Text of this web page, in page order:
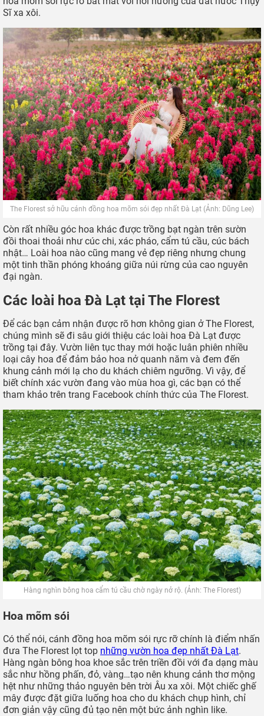
Sĩ xa xôi.
The Florest sở hữu cánh đồng hoa mõm sói đẹp nhất Đà Lạt (Ảnh: Dũng Lee)
Còn rất nhiều góc hoa khác được trồng bạt ngàn trên sườn
đồi thoai thoải như cúc chi, xác pháo, cẩm tú cầu, cúc bách
nhật… Loài hoa nào cũng mang vẻ đẹp riêng nhưng chung
một tinh thần phóng khoáng giữa núi rừng của cao nguyên
đại ngàn.
Các loài hoa Đà Lạt tại The Florest
Để các bạn cảm nhận được rõ hơn không gian ở The Florest,
chúng mình sẽ đi sâu giới thiệu các loài hoa Đà Lạt được
trồng tại đây. Vườn liên tục thay mới hoặc luân phiên nhiều
loại cây hoa để đảm bảo hoa nở quanh năm và đem đến
khung cảnh mới lạ cho du khách chiêm ngưỡng. Vì vậy, để
biết chính xác vườn đang vào mùa hoa gì, các bạn có thể
tham khảo trên trang Facebook chính thức của The Florest.
Hàng nghìn bông hoa cẩm tú cầu chờ ngày nở rộ. (Ảnh: The Florest)
Hoa mõm sói
Có thể nói, cánh đồng hoa mõm sói rực rỡ chính là điểm nhấn
đưa The Florest lọt top những vườn hoa đẹp nhất Đà Lạt.
Hàng ngàn bông hoa khoe sắc trên triền đồi với đa dạng màu
sắc như hồng phấn, đỏ, vàng…tạo nên khung cảnh thơ mộng
hệt như những thảo nguyên bên trời Âu xa xôi. Một chiếc ghế
mây được đặt giữa luống hoa cho du khách chụp hình, chỉ
đơn giản vậy cũng đủ tạo nên một bức ảnh nghìn like.